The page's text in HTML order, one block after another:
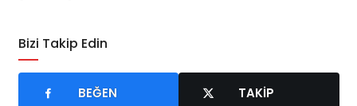
Bizi Takip Edin
BEĞEN TAKIP